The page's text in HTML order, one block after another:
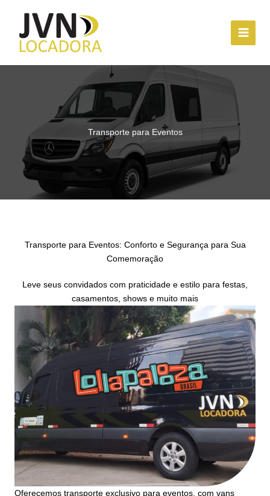
conteúdo
Transporte para Eventos
Transporte para Eventos: Conforto e Segurança para Sua
Comemoração
Leve seus convidados com praticidade e estilo para festas,
casamentos, shows e muito mais
Oferecemos transporte exclusivo para eventos, com vans